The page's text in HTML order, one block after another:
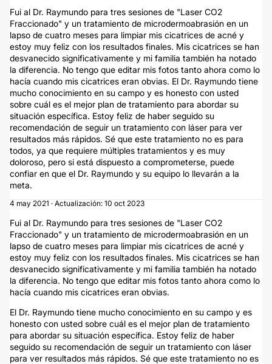
Fui al Dr. Raymundo para tres sesiones de "Laser CO2
Fraccionado" y un tratamiento de microdermoabrasión en un
lapso de cuatro meses para limpiar mis cicatrices de acné y
estoy muy feliz con los resultados finales. Mis cicatrices se han
desvanecido significativamente y mi familia también ha notado
la diferencia. No tengo que editar mis fotos tanto ahora como lo
hacía cuando mis cicatrices eran obvias. El Dr. Raymundo tiene
mucho conocimiento en su campo y es honesto con usted
sobre cuál es el mejor plan de tratamiento para abordar su
situación específica. Estoy feliz de haber seguido su
recomendación de seguir un tratamiento con láser para ver
resultados más rápidos. Sé que este tratamiento no es para
todos, ya que requiere múltiples tratamientos y es muy
doloroso, pero si está dispuesto a comprometerse, puede
confiar en que el Dr. Raymundo y su equipo lo llevarán a la
meta.
4 may 2021 · Actualización: 10 oct 2023
Fui al Dr. Raymundo para tres sesiones de "Laser CO2
Fraccionado" y un tratamiento de microdermoabrasión en un
lapso de cuatro meses para limpiar mis cicatrices de acné y
estoy muy feliz con los resultados finales. Mis cicatrices se han
desvanecido significativamente y mi familia también ha notado
la diferencia. No tengo que editar mis fotos tanto ahora como lo
hacía cuando mis cicatrices eran obvias.
El Dr. Raymundo tiene mucho conocimiento en su campo y es
honesto con usted sobre cuál es el mejor plan de tratamiento
para abordar su situación específica. Estoy feliz de haber
seguido su recomendación de seguir un tratamiento con láser
para ver resultados más rápidos. Sé que este tratamiento no es